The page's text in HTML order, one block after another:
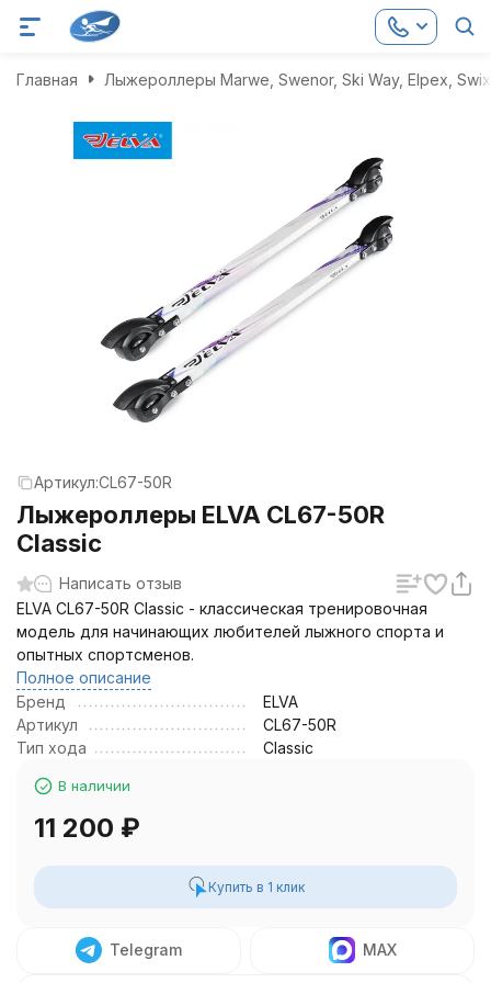
Главная Лыжероллеры Marwe, Swenor, Ski Way, Elpex,
Артикул:CL67-50R
Лыжероллеры ELVA CL67-50R
Classic
Написать отзыв
ELVA CL67-50R Classic - классическая тренировочная
модель для начинающих любителей лыжного спорта и
опытных спортсменов.
Полное описание
Бренд
ELVA
Артикул
CL67-50R
Тип хода
Classic
В наличии
11 200 ₽
Купить в 1 клик
Telegram MAX